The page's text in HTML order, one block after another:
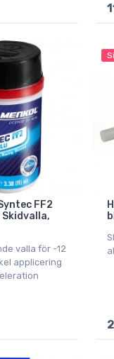
FF2
Skidvalla,
valla för -12
applicering